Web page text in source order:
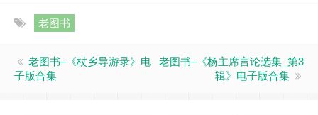
老图书
老图书–《杖乡导游录》电
子版合集
老图书–《杨主席言论选集_第3
辑》电子版合集